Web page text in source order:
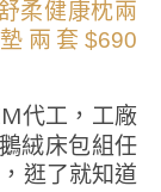
代工，工廠
絨床包組任
逛了就知道